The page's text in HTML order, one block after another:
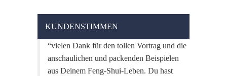
KUNDENSTIMMEN
vielen Dank für den tollen Vortrag und die
anschaulichen und packenden Beispielen
aus Deinem Feng-Shui-Leben. Du hast